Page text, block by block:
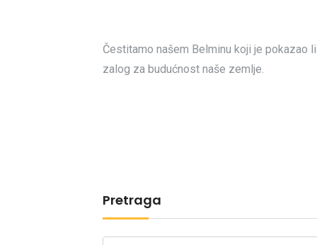
Čestitamo našem Belminu koji je pokazao
zalog za budućnost naše zemlje.
Pretraga